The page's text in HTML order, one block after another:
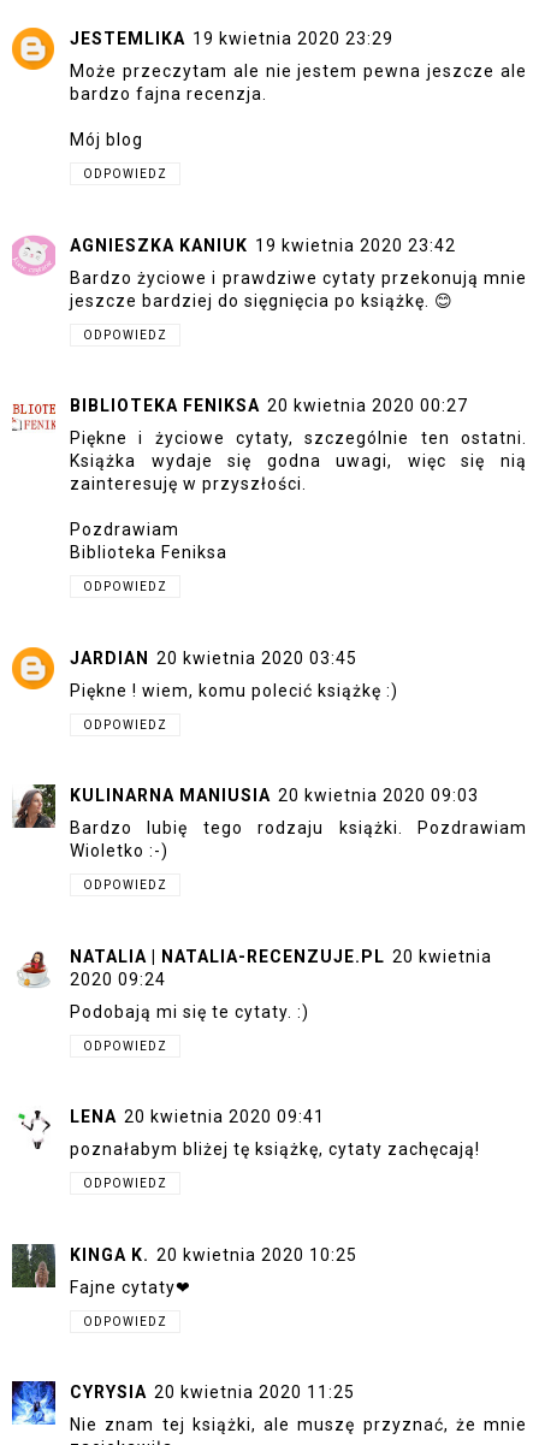
JESTEMLIKA 19 kwietnia 2020 23:29
Może przeczytam ale nie jestem pewna jeszcze ale
bardzo fajna recenzja.
Mój blog
ODPOWIEDZ
AGNIESZKA KANIUK 19 kwietnia 2020 23:42
Bardzo życiowe i prawdziwe cytaty przekonują mnie
jeszcze bardziej do sięgnięcia po książkę. 😊
ODPOWIEDZ
BIBLIOTEKA FENIKSA 20 kwietnia 2020 00:27
Piękne i życiowe cytaty, szczególnie ten ostatni.
Książka wydaje się godna uwagi, więc się nią
zainteresuję w przyszłości.
Pozdrawiam
Biblioteka Feniksa
ODPOWIEDZ
JARDIAN
20 kwietnia 2020 03:45
Piękne ! wiem, komu polecić książkę :)
ODPOWIEDZ
KULINARNA MANIUSIA 20 kwietnia 2020 09:03
Bardzo lubię tego rodzaju książki. Pozdrawiam
Wioletko :-)
ODPOWIEDZ
NATALIA | NATALIA-RECENZUJE.PL 20 kwietnia
2020 09:24
Podobają mi się te cytaty. :)
ODPOWIEDZ
LENA 20 kwietnia 2020 09:41
poznałabym bliżej tę książkę, cytaty zachęcają!
ODPOWIEDZ
KINGA K. 20 kwietnia 2020 10:25
Fajne cytaty❤
ODPOWIEDZ
CYRYSIA 20 kwietnia 2020 11:25
Nie znam tej książki, ale muszę przyznać, że mnie